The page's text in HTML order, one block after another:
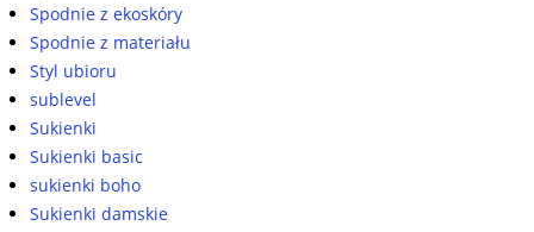
Spodnie z ekoskóry
Spodnie z materiału
Styl ubioru
sublevel
Sukienki
Sukienki basic
sukienki boho
Sukienki damskie